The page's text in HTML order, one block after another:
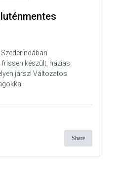
frissen készült, házias
jársz! Változatos
Share